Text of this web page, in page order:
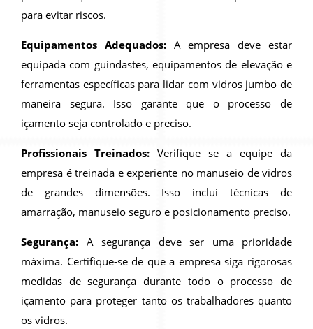
para evitar riscos.
Equipamentos Adequados:A empresa deve estar
equipada com guindastes, equipamentos de elevação e
ferramentas específicas para lidar com vidros jumbo de
maneira segura. Isso garante que o processo de
içamento seja controlado e preciso.
Profissionais Treinados: Verifique se a equipe da
empresa é treinada e experiente no manuseio de vidros
de grandes dimensões. Isso inclui técnicas de
amarração, manuseio seguro e posicionamento preciso.
Segurança: A segurança deve ser uma prioridade
máxima. Certifique-se de que a empresa siga rigorosas
medidas de segurança durante todo o processo de
içamento para proteger tanto os trabalhadores quanto
os vidros.